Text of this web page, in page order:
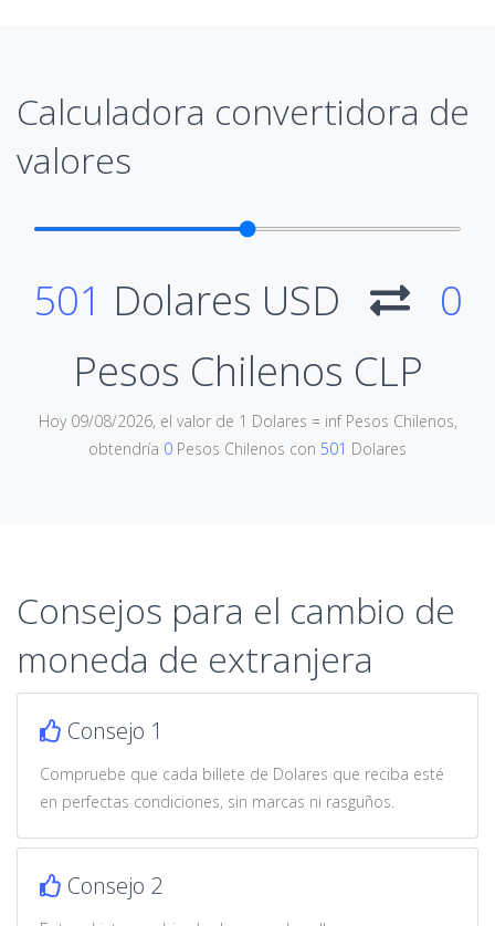
Calculadora convertidora de
valores
501 Dolares USD
0
Pesos Chilenos CLP
Hoy 09/08/2026, el valor de 1 Dolares = inf Pesos Chilenos,
obtendría 0 Pesos Chilenos con 501 Dolares
Consejos para el cambio de
moneda de extranjera
Consejo 1
Compruebe que cada billete de Dolares que reciba esté
en perfectas condiciones, sin marcas ni rasguños.
Consejo 2